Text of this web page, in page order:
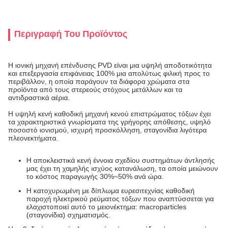
Περιγραφή Του Προϊόντος
Η ιονική μηχανή επένδυσης PVD είναι μια υψηλή αποδοτικότητα
και επεξεργασία επιφάνειας 100% μια απολύτως φιλική προς το
περιβάλλον, η οποία παράγουν τα διάφορα χρώματα στα
προϊόντα από τους στερεούς στόχους μετάλλων και τα
αντιδραστικά αέρια.
Η υψηλή κενή καθοδική μηχανή κενού επιστρώματος τόξων έχει
τα χαρακτηριστικά γνωρίσματα της γρήγορης απόθεσης, υψηλό
ποσοστό ιονισμού, ισχυρή προσκόλληση, σταγονίδια λιγότερα
πλεονεκτήματα.
Η αποκλειστικά κενή έννοια σχεδίου συστημάτων άντλησής
μας έχει τη χαμηλής ισχύος κατανάλωση, τα οποία μειώνουν
το κόστος παραγωγής 30%~50% ανά ώρα.
Η κατοχυρωμένη με δίπλωμα ευρεσιτεχνίας καθοδική
παροχή ηλεκτρικού ρεύματος τόξων που αναπτύσσεται για
ελαχιστοποιεί αυτό το μειονέκτημα: macroparticles
(σταγονίδια) σχηματισμός.